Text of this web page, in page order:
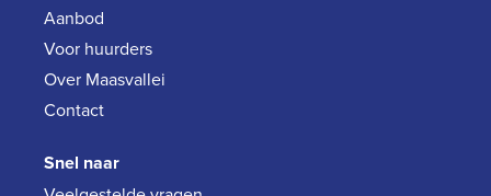
Aanbod
Voor huurders
Over Maasvallei
Contact
Snel naar